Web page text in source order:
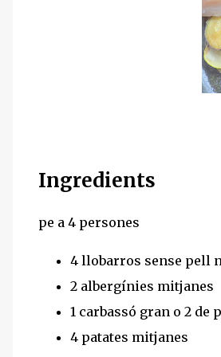
Ingredients
pe a 4 persones
4 llobarros sense pell
2 albergínies mitjanes
1 carbassó gran o 2 de
4 patates mitjanes